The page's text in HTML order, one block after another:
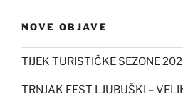
NOVE OBJAVE
TIJEK TURISTIČKE SEZONE
TRNJAK FEST LJUBUŠKI –